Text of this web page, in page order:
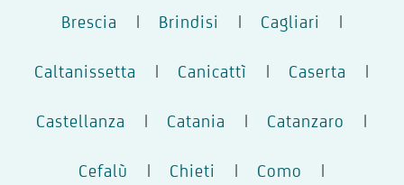
Brescia | Brindisi | Cagliari |
Caltanissetta | Canicattì | Caserta |
Castellanza | Catania | Catanzaro |
Cefalù | Chieti | Como |